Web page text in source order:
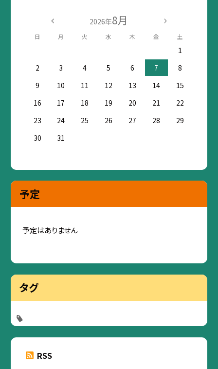
2026年8月
日 月 火 水 木 金 土
1
2
3 4 5 6 7
8
9
10 11 12 13 14
15
16
17 18 19 20 21
22
23
24 25 26 27 28
29
30
31
予定
予定はありません
タグ
RSS